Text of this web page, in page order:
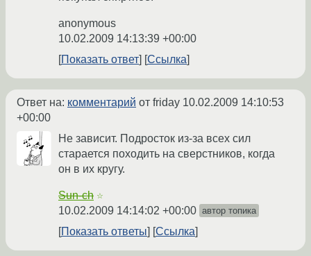
anonymous
10.02.2009 14:13:39 +00:00
Показать ответ
Ссылка
Ответ на: комментарий от friday 10.02.2009 14:10:53
+00:00
Не зависит. Подросток из-за всех сил
старается походить на сверстников, когда
он в их кругу.
Sun-ch ☆
10.02.2009 14:14:02 +00:00 автор топика
Показать ответы Ссылка